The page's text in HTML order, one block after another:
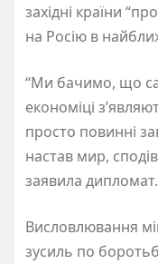
західні країни
на Росію в
“Ми бачимо, що
економіці
просто повинні
настав мир,
заявила дипломат.
Висловлювання
зусиль по